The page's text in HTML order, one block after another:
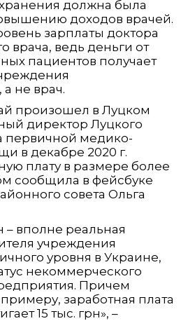
должна была
доходов врачей.
зарплаты доктора
врача, ведь деньги от
пациентов получает
не врач.
произошел в Луцком
директор Луцкого
первичной медико-
в декабре 2020 г.
плату в размере более
сообщила в фейсбуке
совета Ольга
– вполне реальная
учреждения
уровня в Украине,
некоммерческого
Причем
заработная плата
15 тыс. грн», –